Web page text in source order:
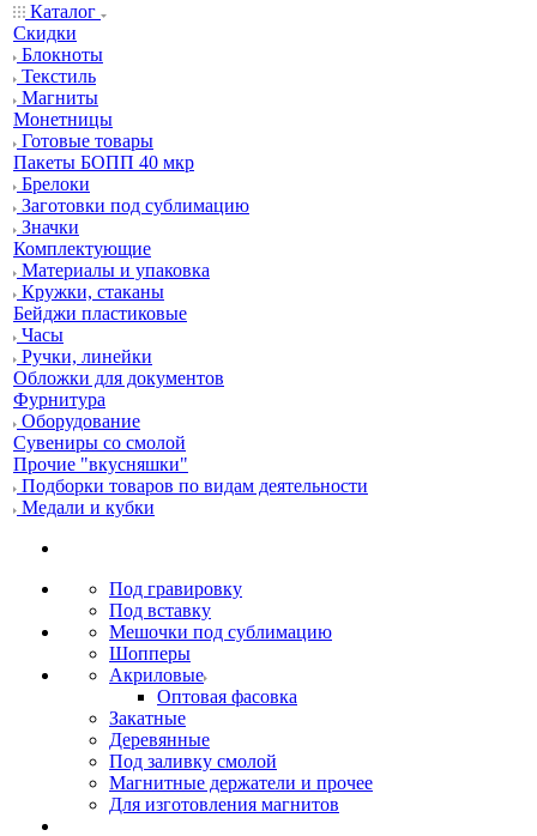
Каталог
Скидки
Блокноты
Текстиль
Магниты
Монетницы
Готовые товары
Пакеты БОПП 40 мкр
Брелоки
Заготовки под сублимацию
Значки
Комплектующие
Материалы и упаковка
Кружки, стаканы
Бейджи пластиковые
Часы
Ручки, линейки
Обложки для документов
Фурнитура
Оборудование
Сувениры со смолой
Прочие "вкусняшки"
Подборки товаров по видам деятельности
Медали и кубки
Под гравировку
Под вставку
Мешочки под сублимацию
Шопперы
Акриловые
Оптовая фасовка
Закатные
Деревянные
Под заливку смолой
Магнитные держатели и прочее
Для изготовления магнитов